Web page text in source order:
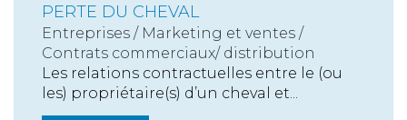
PERTE DU CHEVAL
Entreprises / Marketing et ventes /
Contrats commerciaux/ distribution
Les relations contractuelles entre le (ou
les) propriétaire(s) d’un cheval et...